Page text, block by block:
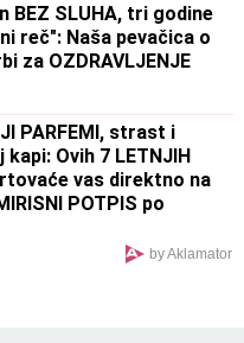
BEZ SLUHA, tri godine
reč": Naša pevačica o
za OZDRAVLJENJE
PARFEMI, strast i
Ovih 7 LETNJIH
vas direktno na
POTPIS po
by Aklamator